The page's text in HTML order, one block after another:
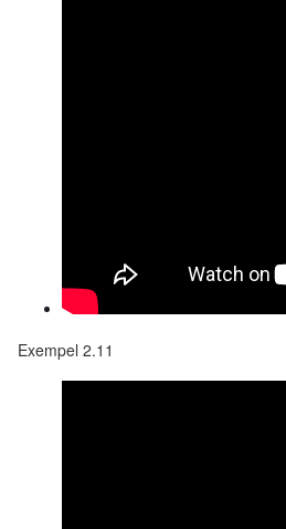
Exempel 2.11